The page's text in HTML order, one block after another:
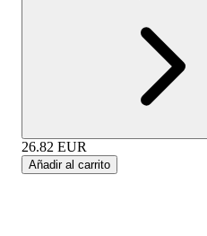
26.82 EUR
Añadir al carrito